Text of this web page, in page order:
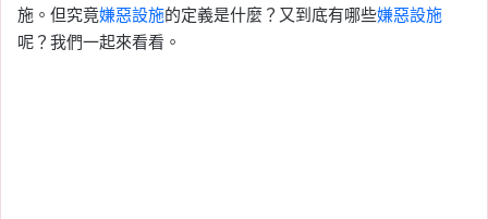
施。但究竟嫌惡設施的定義是什麼？又到底有哪些嫌惡設施
呢？我們一起來看看。